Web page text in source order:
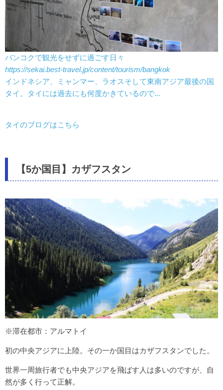
バンコクで観光をせずに過ごす日々
https://sekai.best-travel.jp/content/tourism/bangkok
インドネシア、ミャンマー、ラオスそして東南アジア最後の国
タイ。タイには過去にも何度かきているので...
タイのブログはこちら
【5か国目】カザフスタン
※滞在都市：アルマトイ
初の中央アジアに上陸。その一か国目はカザフスタンでした。
世界一周旅行者でも中央アジアを飛ばす人は多いのですが、自
然が多く行って正解。